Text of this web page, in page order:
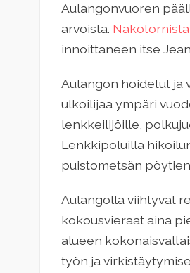
Aulangonvuoren
arvoista. Näkötornista
innoittaneen itse
Aulangon hoidetut ja
ulkoilijaa ympäri
lenkkeilijöille,
Lenkkipoluilla
puistometsän
Aulangolla viihtyvät
kokousvieraat aina
alueen
työn ja